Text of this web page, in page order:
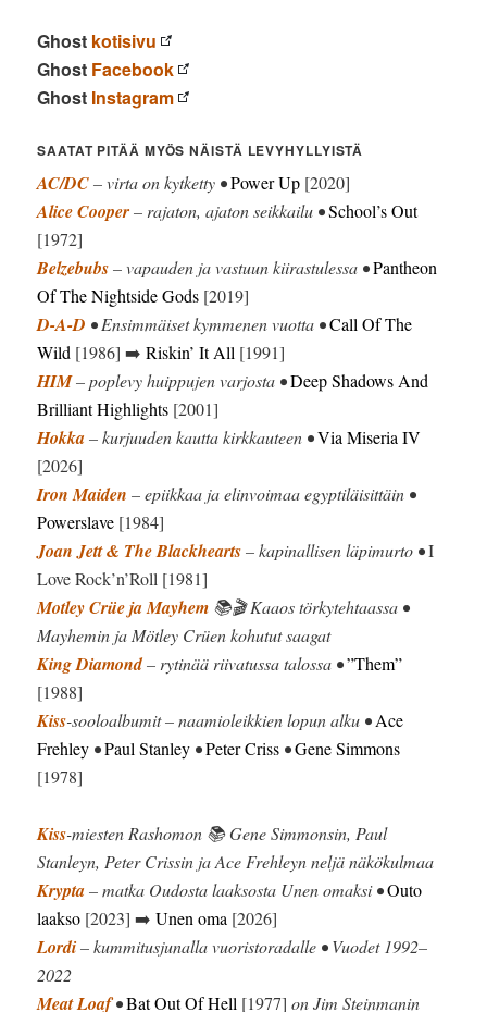
Ghost kotisivu
Ghost Facebook
Ghost Instagram
SAATAT PITÄÄ MYÖS NÄISTÄ LEVYHYLLYISTÄ
AC/DC– virta on kytketty •Power Up [2020]
Alice Cooper– rajaton, ajaton seikkailu •School’s Out
[1972]
Belzebubs– vapauden ja vastuun kiirastulessa •Pantheon
Of The Nightside Gods [2019]
D-A-D • Ensimmäiset kymmenen vuotta •Call Of The
Wild [1986] ➡️Riskin’ It All [1991]
HIM– poplevy huippujen varjosta •Deep Shadows And
Brilliant Highlights [2001]
Hokka– kurjuuden kautta kirkkauteen •Via Miseria IV
[2026]
Iron Maiden – epiikkaa ja elinvoimaa egyptiläisittäin •
Powerslave [1984]
Joan Jett & The Blackhearts– kapinallisen läpimurto •I
Love Rock’n’Roll [1981]
Motley Crüe ja Mayhem 📚🎬 Kaaos törkytehtaassa •
Mayhemin ja Mötley Crüen kohutut saagat
King Diamond– rytinää riivatussa talossa •”Them”
[1988]
Kiss-sooloalbumit – naamioleikkien lopun alku •Ace
Frehley •Paul Stanley •Peter Criss •Gene Simmons
[1978]
Kiss-miesten Rashomon 📚 Gene Simmonsin, Paul
Stanleyn, Peter Crissin ja Ace Frehleyn neljä näkökulmaa
Krypta– matka Oudosta laaksosta Unen omaksi •Outo
laakso [2023] ➡️Unen oma [2026]
Lordi– kummitusjunalla vuoristoradalle • Vuodet 1992–
2022
Meat Loaf•Bat Out Of Hell [1977] on Jim Steinmanin